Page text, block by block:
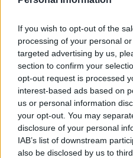
If you wish to opt-out of the
processing of your personal
targeted advertising by us,
section to confirm your
opt-out request is processed
interest-based ads based on
us or personal information
your opt-out. You may
disclosure of your personal
IAB’s list of downstream
also be disclosed by us to
Avenida Marítima del Sur
Diseño Gran Canaria);
Global); y Playa de la Laja
Con el inicio de la
‘pega’ desde el litoral
Global para que los
puedan descender del
los botes. El itinerario
Latina finaliza en el
donde finaliza la prueba y